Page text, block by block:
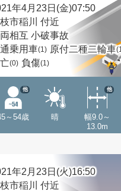
年4月23日(金)07:50
市稲川 付近
相互 小破事故
乗用車(1) 原付二種二輪車
(0) 負傷(1)
～54歳
他
晴
幅9.0～
13.0m
他
年2月23日(火)16:50
市稲川 付近